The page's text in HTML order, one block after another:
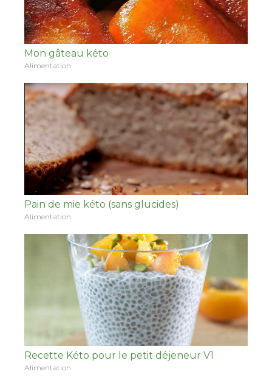
Mon gâteau kéto
Alimentation
Pain de mie kéto (sans glucides)
Alimentation
Recette Kéto pour le petit déjeneur V1
Alimentation